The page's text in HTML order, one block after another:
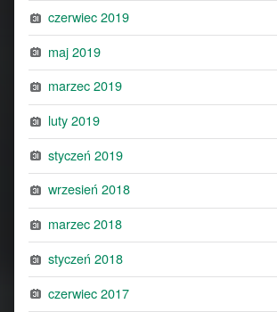
czerwiec 2019
maj 2019
marzec 2019
luty 2019
styczeń 2019
wrzesień 2018
marzec 2018
styczeń 2018
czerwiec 2017